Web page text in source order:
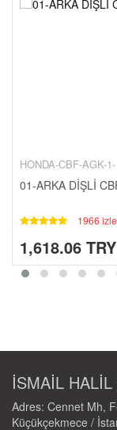
CANTALAR-1-
HONDA-CBF-AGK-1-
01-ARKA DİŞLİ
1966
1,618.06 TRY
İSMAİL
Adres: Cennet Mh,
Küçükçekmece /